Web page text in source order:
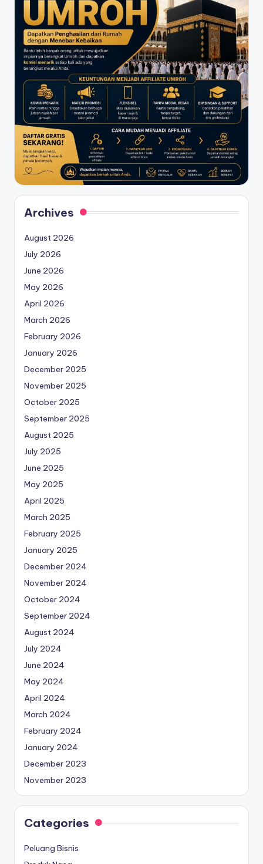
Archives
August 2026
July 2026
June 2026
May 2026
April 2026
March 2026
February 2026
January 2026
December 2025
November 2025
October 2025
September 2025
August 2025
July 2025
June 2025
May 2025
April 2025
March 2025
February 2025
January 2025
December 2024
November 2024
October 2024
September 2024
August 2024
July 2024
June 2024
May 2024
April 2024
March 2024
February 2024
January 2024
December 2023
November 2023
Categories
Peluang Bisnis